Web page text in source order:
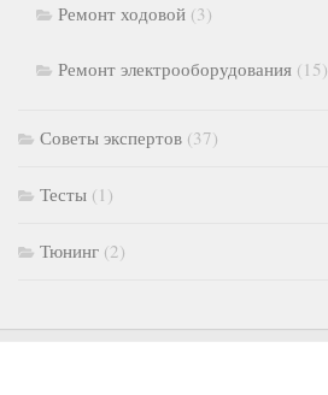
Ремонт ходовой (3)
Ремонт электрооборудования (15)
Советы экспертов (37)
Тесты (1)
Тюнинг (2)